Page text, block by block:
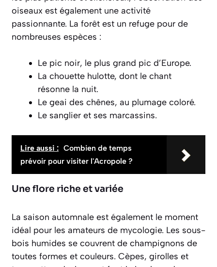
oiseaux est également une activité
passionnante. La forêt est un refuge pour de
nombreuses espèces :
Le pic noir, le plus grand pic d’Europe.
La chouette hulotte, dont le chant
résonne la nuit.
Le geai des chênes, au plumage coloré.
Le sanglier et ses marcassins.
Lire aussi : Combien de temps
prévoir pour visiter l'Acropole ?
Une flore riche et variée
La saison automnale est également le moment
idéal pour les amateurs de mycologie. Les sous-
bois humides se couvrent de champignons de
toutes formes et couleurs. Cèpes, girolles et